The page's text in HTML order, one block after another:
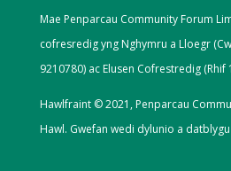
Mae Penparcau Community Forum
cofresredig yng Nghymru a Lloegr
9210780) ac Elusen Cofrestredig (Rhif
Hawlfraint © 2021, Penparcau
Hawl. Gwefan wedi dylunio a